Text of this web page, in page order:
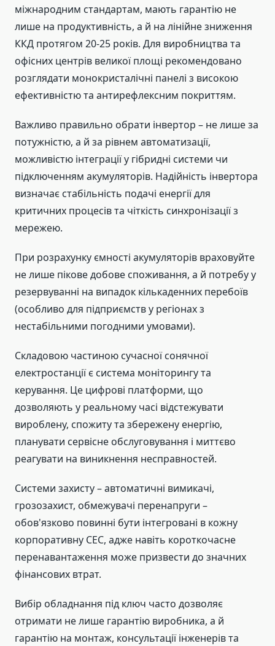
міжнародним стандартам, мають гарантію не
лише на продуктивність, а й на лінійне зниження
ККД протягом 20-25 років. Для виробництва та
офісних центрів великої площі рекомендовано
розглядати монокристалічні панелі з високою
ефективністю та антирефлексним покриттям.
Важливо правильно обрати інвертор – не лише за
потужністю, а й за рівнем автоматизації,
можливістю інтеграції у гібридні системи чи
підключенням акумуляторів. Надійність інвертора
визначає стабільність подачі енергії для
критичних процесів та чіткість синхронізації з
мережею.
При розрахунку ємності акумуляторів враховуйте
не лише пікове добове споживання, а й потребу у
резервуванні на випадок кількаденних перебоїв
(особливо для підприємств у регіонах з
нестабільними погодними умовами).
Складовою частиною сучасної сонячної
електростанції є система моніторингу та
керування. Це цифрові платформи, що
дозволяють у реальному часі відстежувати
вироблену, спожиту та збережену енергію,
планувати сервісне обслуговування і миттєво
реагувати на виникнення несправностей.
Системи захисту – автоматичні вимикачі,
грозозахист, обмежувачі перенапруги –
обов'язково повинні бути інтегровані в кожну
корпоративну СЕС, адже навіть короткочасне
перенавантаження може призвести до значних
фінансових втрат.
Вибір обладнання під ключ часто дозволяє
отримати не лише гарантію виробника, а й
гарантію на монтаж, консультації інженерів та